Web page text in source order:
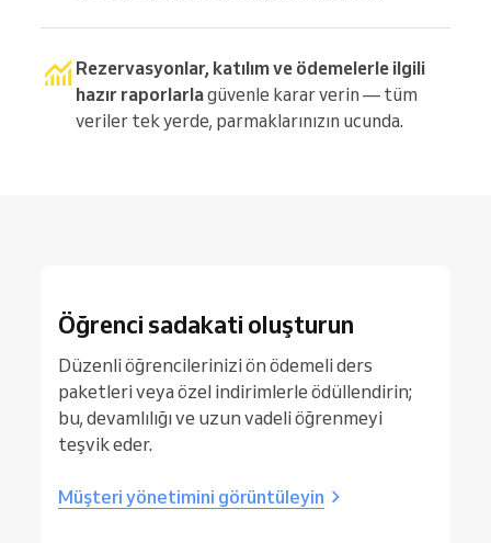
Rezervasyonlar, katılım ve ödemelerle ilgili
hazır raporlarlagüvenle karar verin — tüm
veriler tek yerde, parmaklarınızın ucunda.
Öğrenci sadakati oluşturun
Düzenli öğrencilerinizi ön ödemeli ders
paketleri veya özel indirimlerle ödüllendirin;
bu, devamlılığı ve uzun vadeli öğrenmeyi
teşvik eder.
Müşteri yönetimini görüntüleyin